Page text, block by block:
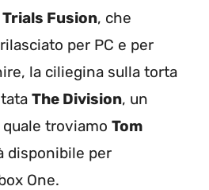
Trials Fusion, che
per PC e per
la ciliegina sulla torta
The Division, un
troviamo Tom
disponibile per
One.